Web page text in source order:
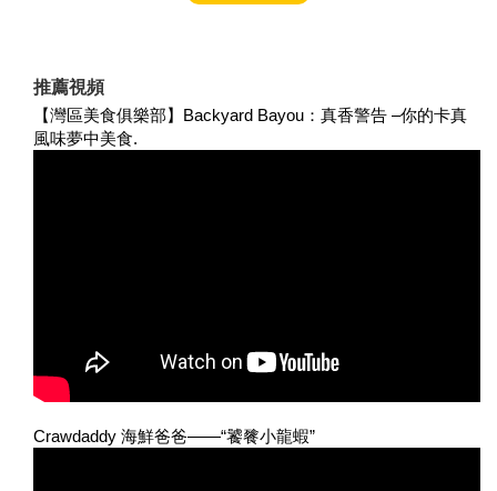
推薦視頻
【灣區美食俱樂部】Backyard Bayou：真香警告 –你的卡真
風味夢中美食.
Crawdaddy 海鮮爸爸——“饕餮小龍蝦”